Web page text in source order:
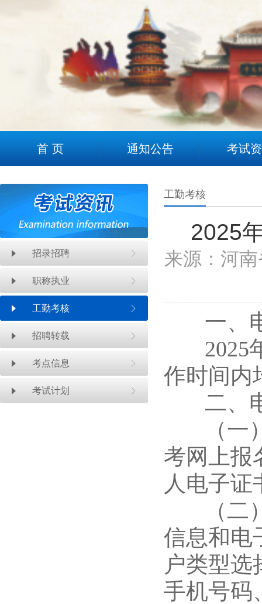
首 页 通知公告 考试
招录招聘
职称执业
工勤考核
招聘转载
考点信息
考试计划
工勤考核
2025
来源：河
一、电
2025年
作时间内
二、电
（一）
考网上报
人电子证
（二）
信息和电
户类型选
手机号码